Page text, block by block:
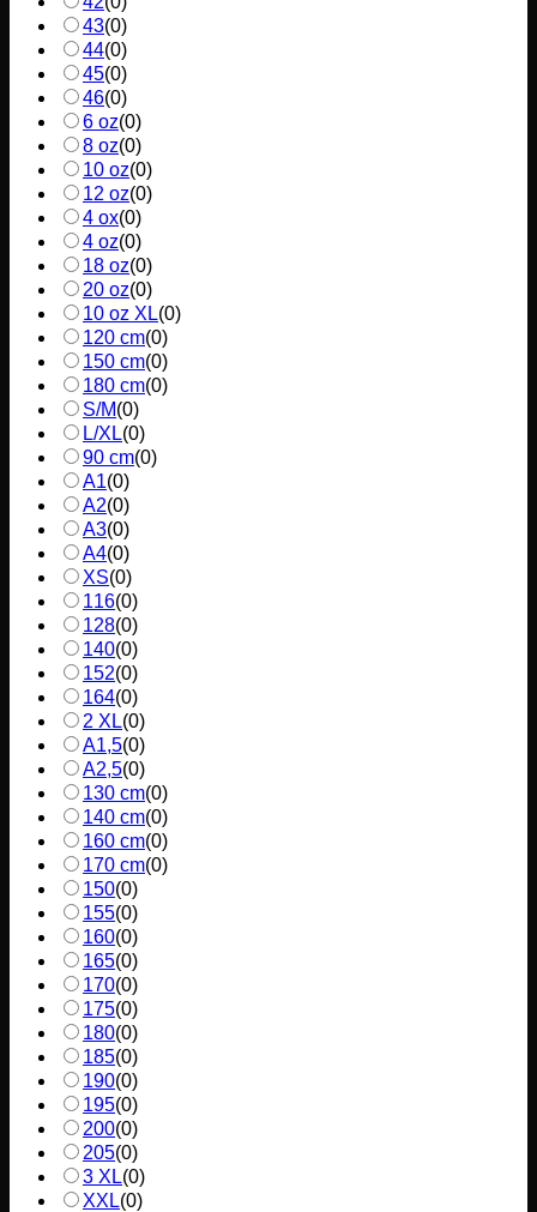
43(0)
44(0)
45(0)
46(0)
6 oz(0)
8 oz(0)
10 oz(0)
12 oz(0)
4 ox(0)
4 oz(0)
18 oz(0)
20 oz(0)
10 oz XL(0)
120 cm(0)
150 cm(0)
180 cm(0)
S/M(0)
L/XL(0)
90 cm(0)
A1(0)
A2(0)
A3(0)
A4(0)
XS(0)
116(0)
128(0)
140(0)
152(0)
164(0)
2 XL(0)
A1,5(0)
A2,5(0)
130 cm(0)
140 cm(0)
160 cm(0)
170 cm(0)
150(0)
155(0)
160(0)
165(0)
170(0)
175(0)
180(0)
185(0)
190(0)
195(0)
200(0)
205(0)
3 XL(0)
XXL(0)